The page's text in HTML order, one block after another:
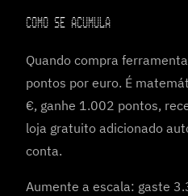
COMO SE ACUMULA
Quando compra
pontos por euro. É
€, ganhe 1.002 pontos,
loja gratuito adicionado
conta.
Aumente a escala: gaste